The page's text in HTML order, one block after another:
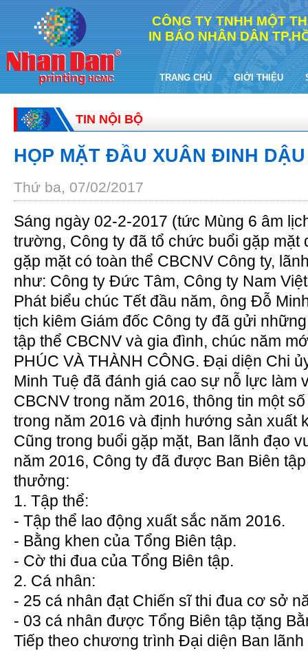
CÔNG TY TNHH MỘT
IN BÁO NHÂN DÂN
TRANG CHỦ GIỚI THIỆU
TIN NỘI BỘ
HỌP MẶT ĐẦU XUÂN ĐINH DẬU
Thứ ba, 07/02/2017
Sáng ngày 02-2-2017 (tức Mùng 6 âm
trường, Công ty đã tổ chức buổi gặp mặt
gặp mặt có toàn thể CBCNV Công ty,
như: Công ty Đức Tâm, Công ty Nam
Phát biểu chúc Tết đầu năm, ông Đỗ
tịch kiêm Giám đốc Công ty đã gửi
tập thể CBCNV và gia đình, chúc năm
PHÚC VÀ THÀNH CÔNG. Đại diện Chi
Minh Tuệ đã đánh giá cao sự nỗ lực làm
CBCNV trong năm 2016, thông tin một
trong năm 2016 và định hướng sản xuất
Cũng trong buổi gặp mặt, Ban lãnh đạo
năm 2016, Công ty đã được Ban Biên
thưởng:
1. Tập thể:
- Tập thể lao động xuất sắc năm 2016.
- Bằng khen của Tổng Biên tập.
- Cờ thi đua của Tổng Biên tập.
2. Cá nhân:
- 25 cá nhân đạt Chiến sĩ thi đua cơ sở
- 03 cá nhân được Tổng Biên tập tặng
Tiếp theo chương trình Đại diện Ban